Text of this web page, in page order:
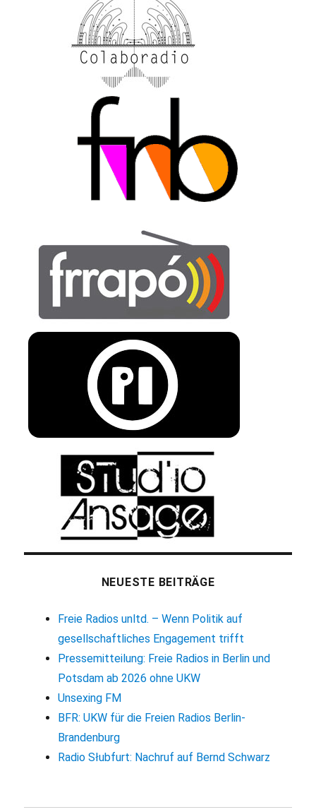
NEUESTE BEITRÄGE
Freie Radios unltd. – Wenn Politik auf
gesellschaftliches Engagement trifft
Pressemitteilung: Freie Radios in Berlin und
Potsdam ab 2026 ohne UKW
Unsexing FM
BFR: UKW für die Freien Radios Berlin-
Brandenburg
Radio Słubfurt: Nachruf auf Bernd Schwarz